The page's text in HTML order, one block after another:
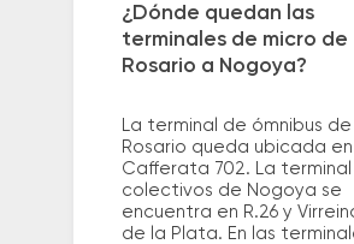
¿Dónde quedan las
terminales de micro de
Rosario a Nogoya?
La terminal de ómnibus de
Rosario queda ubicada en
Cafferata 702. La
colectivos de Nogoya se
encuentra en R.26 y
de la Plata. En las